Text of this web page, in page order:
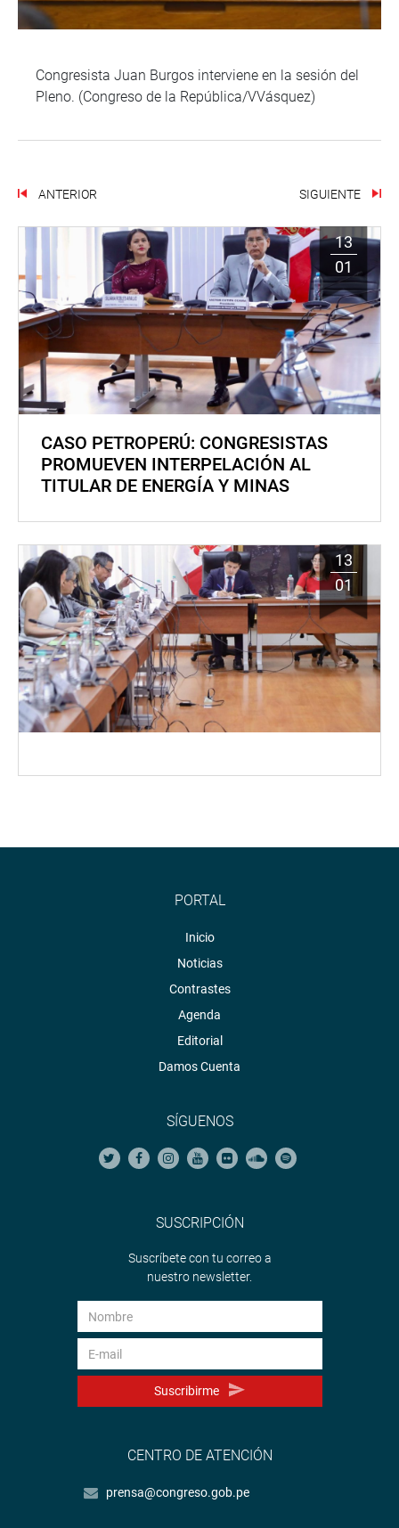
Congresista Juan Burgos interviene en la sesión del
Pleno. (Congreso de la República/VVásquez)
ANTERIOR SIGUIENTE
13
01
CASO PETROPERÚ: CONGRESISTAS
PROMUEVEN INTERPELACIÓN AL
TITULAR DE ENERGÍA Y MINAS
13
01
PORTAL
Inicio
Noticias
Contrastes
Agenda
Editorial
Damos Cuenta
SÍGUENOS
SUSCRIPCIÓN
Suscríbete con tu correo a
nuestro newsletter.
Suscribirme
CENTRO DE ATENCIÓN
prensa@congreso.gob.pe